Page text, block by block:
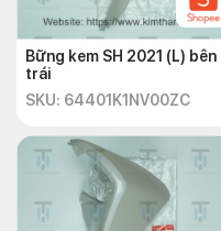
Bững kem SH 2021 (L) bên
trái
SKU: 64401K1NV00ZC